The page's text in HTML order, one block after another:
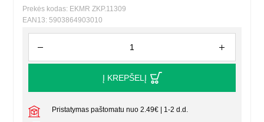
Prekės kodas: EKMR ZKP.11309
EAN13: 5903864903010
Į KREPŠELĮ
Pristatymas paštomatu nuo 2.49€ | 1-2 d.d.